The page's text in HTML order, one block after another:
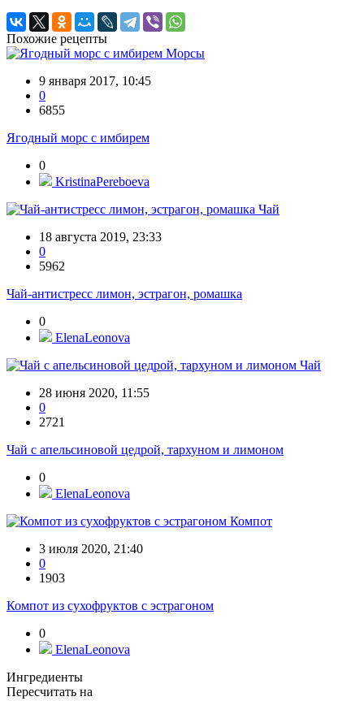
Похожие рецепты
Морсы
9 января 2017, 10:45
0
6855
Ягодный морс с имбирем
0
KristinaPereboeva
Чай
18 августа 2019, 23:33
0
5962
Чай-антистресс лимон, эстрагон, ромашка
0
ElenaLeonova
Чай
28 июня 2020, 11:55
0
2721
Чай с апельсиновой цедрой, тархуном и лимоном
0
ElenaLeonova
Компот
3 июля 2020, 21:40
0
1903
Компот из сухофруктов с эстрагоном
0
ElenaLeonova
Ингредиенты
Пересчитать на